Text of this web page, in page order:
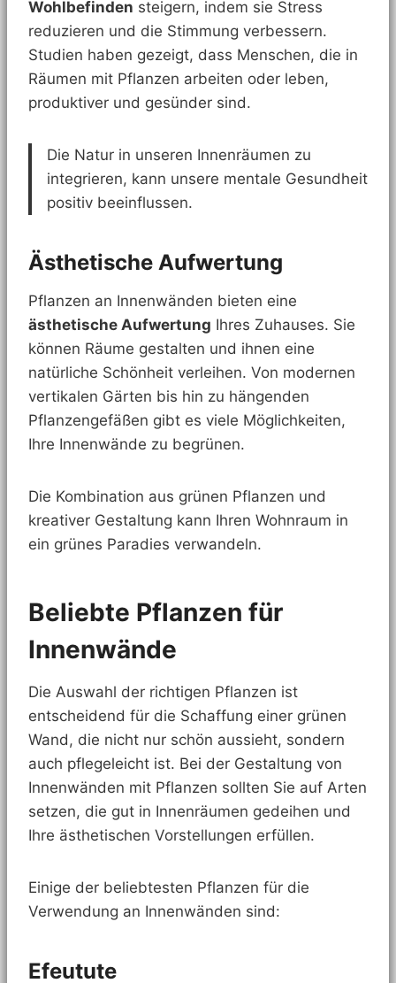
Wohlbefinden steigern, indem sie Stress
reduzieren und die Stimmung verbessern.
Studien haben gezeigt, dass Menschen, die in
Räumen mit Pflanzen arbeiten oder leben,
produktiver und gesünder sind.
Die Natur in unseren Innenräumen zu
integrieren, kann unsere mentale Gesundheit
positiv beeinflussen.
Ästhetische Aufwertung
Pflanzen an Innenwänden bieten eine
ästhetische Aufwertung Ihres Zuhauses. Sie
können Räume gestalten und ihnen eine
natürliche Schönheit verleihen. Von modernen
vertikalen Gärten bis hin zu hängenden
Pflanzengefäßen gibt es viele Möglichkeiten,
Ihre Innenwände zu begrünen.
Die Kombination aus grünen Pflanzen und
kreativer Gestaltung kann Ihren Wohnraum in
ein grünes Paradies verwandeln.
Beliebte Pflanzen für
Innenwände
Die Auswahl der richtigen Pflanzen ist
entscheidend für die Schaffung einer grünen
Wand, die nicht nur schön aussieht, sondern
auch pflegeleicht ist. Bei der Gestaltung von
Innenwänden mit Pflanzen sollten Sie auf Arten
setzen, die gut in Innenräumen gedeihen und
Ihre ästhetischen Vorstellungen erfüllen.
Einige der beliebtesten Pflanzen für die
Verwendung an Innenwänden sind:
Efeutute